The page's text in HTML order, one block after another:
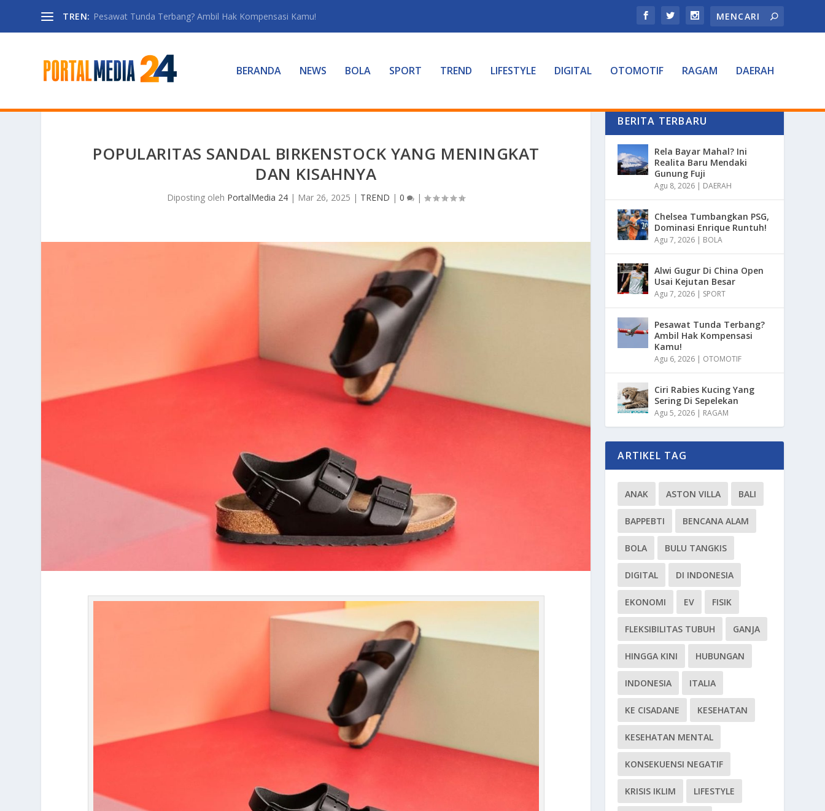
TREN: Pesawat Tunda Terbang? Ambil Hak Kompensasi Kamu!
BERANDA NEWS BOLA SPORT TREND LIFESTYLE DIGITAL OTOMOTIF RAGAM DAERAH
POPULARITAS SANDAL BIRKENSTOCK YANG MENINGKAT
DAN KISAHNYA
Diposting oleh PortalMedia 24 | Mar 26, 2025 | TREND |0 |
BERITA TERBARU
Rela Bayar Mahal? Ini
Realita Baru Mendaki
Gunung Fuji
Agu 8, 2026 | DAERAH
Chelsea Tumbangkan PSG,
Dominasi Enrique Runtuh!
Agu 7, 2026 | BOLA
Alwi Gugur Di China Open
Usai Kejutan Besar
Agu 7, 2026 | SPORT
Pesawat Tunda Terbang?
Ambil Hak Kompensasi
Kamu!
Agu 6, 2026 | OTOMOTIF
Ciri Rabies Kucing Yang
Sering Di Sepelekan
Agu 5, 2026 | RAGAM
ARTIKEL TAG
ANAK ASTON VILLA BALI
BAPPEBTI BENCANA ALAM
BOLA BULU TANGKIS
DIGITAL DI INDONESIA
EKONOMI EV FISIK
FLEKSIBILITAS TUBUH GANJA
HINGGA KINI HUBUNGAN
INDONESIA ITALIA
KE CISADANE KESEHATAN
KESEHATAN MENTAL
KONSEKUENSI NEGATIF
KRISIS IKLIM LIFESTYLE